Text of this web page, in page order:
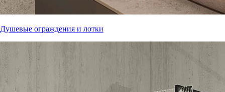
Душевые ограждения и лотки